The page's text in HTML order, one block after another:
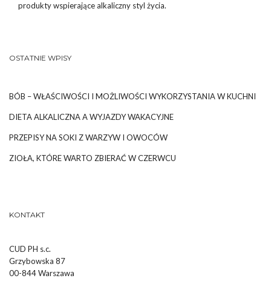
produkty wspierające alkaliczny styl życia.
OSTATNIE WPISY
BÓB – WŁAŚCIWOŚCI I MOŻLIWOŚCI WYKORZYSTANIA W KUCHNI
DIETA ALKALICZNA A WYJAZDY WAKACYJNE
PRZEPISY NA SOKI Z WARZYW I OWOCÓW
ZIOŁA, KTÓRE WARTO ZBIERAĆ W CZERWCU
KONTAKT
CUD PH s.c.
Grzybowska 87
00-844 Warszawa